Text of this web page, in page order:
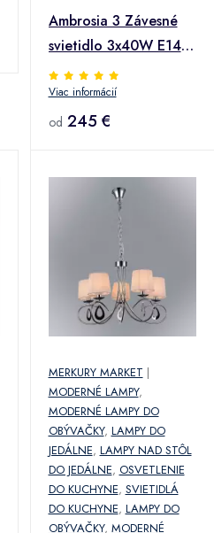
Ambrosia 3 Závesné
svietidlo 3x40W E14 +
18,4W LED meď
Viac informácií
od 245 €
MERKURY MARKET |
MODERNÉ LAMPY,
MODERNÉ LAMPY DO
OBÝVAČKY, LAMPY DO
JEDÁLNE, LAMPY NAD STÔL
DO JEDÁLNE, OSVETLENIE
DO KUCHYNE, SVIETIDLÁ
DO KUCHYNE, LAMPY DO
OBÝVAČKY, MODERNÉ